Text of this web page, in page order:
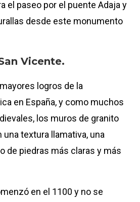
el paseo por el puente Adaja y
desde este monumento
Vicente.
logros de la
en España, y como muchos
los muros de granito
una textura llamativa, una
de piedras más claras y más
en el 1100 y no se